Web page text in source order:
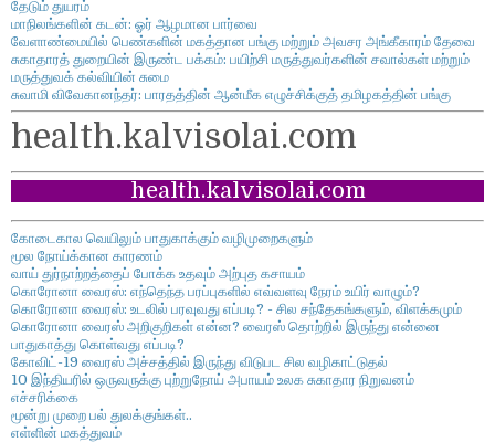
தேடும் துயரம்
மாநிலங்களின் கடன்: ஓர் ஆழமான பார்வை
வேளாண்மையில் பெண்களின் மகத்தான பங்கு மற்றும் அவசர அங்கீகாரம் தேவை
சுகாதாரத் துறையின் இருண்ட பக்கம்: பயிற்சி மருத்துவர்களின் சவால்கள் மற்றும்
மருத்துவக் கல்வியின் சுமை
சுவாமி விவேகானந்தர்: பாரதத்தின் ஆன்மீக எழுச்சிக்குத் தமிழகத்தின் பங்கு
health.kalvisolai.com
health.kalvisolai.com
கோடைகால வெயிலும் பாதுகாக்கும் வழிமுறைகளும்
மூல நோய்க்கான காரணம்
வாய் துர்நாற்றத்தைப் போக்க உதவும் அற்புத கசாயம்
கொரோனா வைரஸ்: எந்தெந்த பரப்புகளில் எவ்வளவு நேரம் உயிர் வாழும்?
கொரோனா வைரஸ்: உடலில் பரவுவது எப்படி? - சில சந்தேகங்களும், விளக்கமும்
கொரோனா வைரஸ் அறிகுறிகள் என்ன? வைரஸ் தொற்றில் இருந்து என்னை
பாதுகாத்து கொள்வது எப்படி?
கோவிட்-19 வைரஸ் அச்சத்தில் இருந்து விடுபட சில வழிகாட்டுதல்
10 இந்தியரில் ஒருவருக்கு புற்றுநோய் அபாயம் உலக சுகாதார நிறுவனம்
எச்சரிக்கை
மூன்று முறை பல் துலக்குங்கள்..
எள்ளின் மகத்துவம்